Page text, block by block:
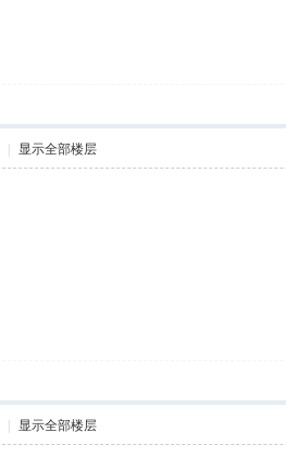
显示全部楼层
显示全部楼层